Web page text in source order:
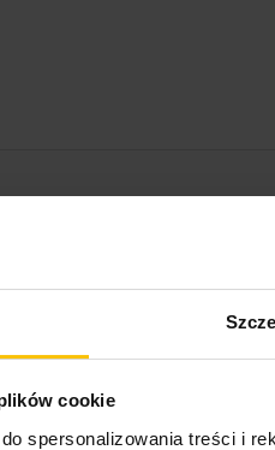
cookie
spersonalizowania treści i